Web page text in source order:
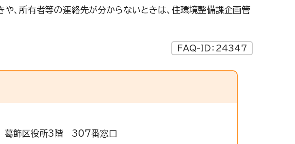
、所有者等の連絡先が分からないときは、住環境整備課企画管
FAQ-ID：24347
飾区役所3階 307番窓口